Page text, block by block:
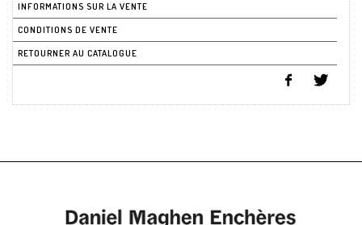
INFORMATIONS SUR LA VENTE
CONDITIONS DE VENTE
RETOURNER AU CATALOGUE